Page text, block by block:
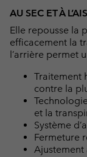
AU SEC ET À
Elle repousse la
efficacement la
l’arrière permet
Traitement
contre la
et la
Système
Fermeture
Ajustement